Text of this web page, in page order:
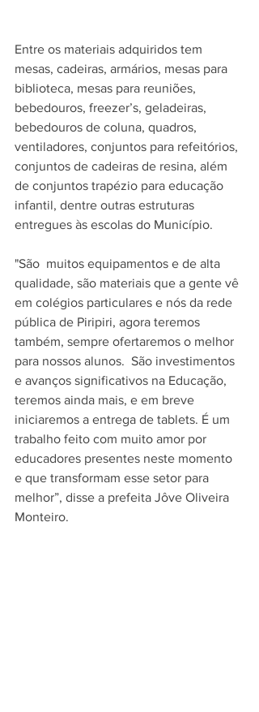
Entre os materiais adquiridos tem
mesas, cadeiras, armários, mesas para
biblioteca, mesas para reuniões,
bebedouros, freezer’s, geladeiras,
bebedouros de coluna, quadros,
ventiladores, conjuntos para refeitórios,
conjuntos de cadeiras de resina, além
de conjuntos trapézio para educação
infantil, dentre outras estruturas
entregues às escolas do Município.
"São  muitos equipamentos e de alta
qualidade, são materiais que a gente vê
em colégios particulares e nós da rede
pública de Piripiri, agora teremos
também, sempre ofertaremos o melhor
para nossos alunos.  São investimentos
e avanços significativos na Educação,
teremos ainda mais, e em breve
iniciaremos a entrega de tablets. É um
trabalho feito com muito amor por
educadores presentes neste momento
e que transformam esse setor para
melhor”, disse a prefeita Jôve Oliveira
Monteiro.